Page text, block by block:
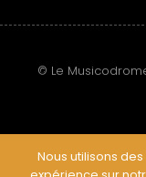
© Le
Nous utilisons